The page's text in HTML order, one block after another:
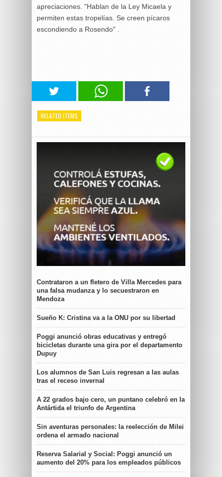
apreciaciones. "Hablan de la Ley Micaela y
permiten estas tropelías. Se creen pícaros
escondiendo a Rosendo" .
RELATED ITEMS
Contrataron a un fletero de Villa Mercedes para
una falsa mudanza y lo secuestraron en
Mendoza
Sueño K: Cristina va a la ONU por su libertad
Poggi anunció obras educativas y entregó
bicicletas durante una gira por el departamento
Dupuy
Los alumnos de San Luis regresan a las aulas
tras el receso invernal
A 22 grados bajo cero, un puntano celebró en la
Antártida el triunfo de Argentina
Sin aventuras personales: la reelección de Milei
ordena el armado nacional
Reserva Salarial y Social: Poggi anunció un
aumento del 20% para los empleados públicos